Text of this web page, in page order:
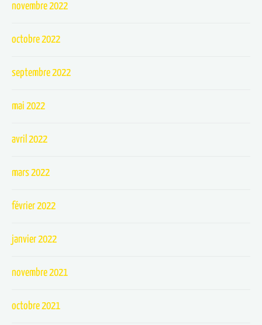
novembre 2022
octobre 2022
septembre 2022
mai 2022
avril 2022
mars 2022
février 2022
janvier 2022
novembre 2021
octobre 2021